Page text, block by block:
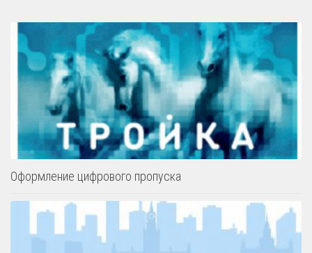
Оформление цифрового пропуска